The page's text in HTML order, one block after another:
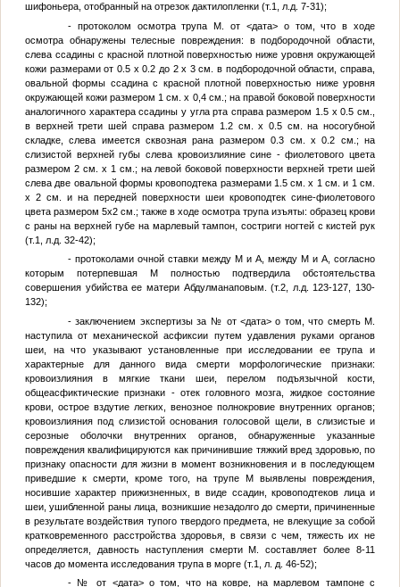
шифоньера, отобранный на отрезок дактилопленки (т.1, л.д. 7-31);
- протоколом осмотра трупаМ . от <дата>о том, что в ходе
осмотра обнаружены телесные повреждения: в подбородочной области,
слева ссадины с красной плотной поверхностью ниже уровня окружающей
кожи размерами от 0.5 х 0.2 до 2 х 3 см. в подбородочной области, справа,
овальной формы ссадина с красной плотной поверхностью ниже уровня
окружающей кожи размером 1 см. х 0,4 см.; на правой боковой поверхности
аналогичного характера ссадины у угла рта справа размером 1.5 х 0.5 см.,
в верхней трети шей справа размером 1.2 см. х 0.5 см. на носогубной
складке, слева имеется сквозная рана размером 0.3 см. х 0.2 см.; на
слизистой верхней губы слева кровоизлияние сине - фиолетового цвета
размером 2 см. х 1 см.; на левой боковой поверхности верхней трети шей
слева две овальной формы кровоподтека размерами 1.5 см. х 1 см. и 1 см.
х 2 см. и на передней поверхности шеи кровоподтек сине-фиолетового
цвета размером 5х2 см.; также в ходе осмотра трупа изъяты: образец крови
с раны на верхней губе на марлевый тампон, состриги ногтей с кистей рук
(т.1, л.д. 32-42);
- протоколами очной ставки между М иА , между М иА , согласно
которым потерпевшая М полностью подтвердила обстоятельства
совершения убийства ее матери Абдулманаповым. (т.2, л.д. 123-127, 130-
132);
- заключением экспертизы за № от <дата>о том, что смертьМ
наступила от механической асфиксии путем удавления руками органов
шеи, на что указывают установленные при исследовании ее трупа и
характерные для данного вида смерти морфологические признаки:
кровоизлияния в мягкие ткани шеи, перелом подъязычной кости,
общеасфиктические признаки - отек головного мозга, жидкое состояние
крови, острое вздутие легких, венозное полнокровие внутренних органов;
кровоизлияния под слизистой основания голосовой щели, в слизистые и
серозные оболочки внутренних органов, обнаруженные указанные
повреждения квалифицируются как причинившие тяжкий вред здоровью, по
признаку опасности для жизни в момент возникновения и в последующем
приведшие к смерти, кроме того, на трупеМ выявлены повреждения,
носившие характер прижизненных, в виде ссадин, кровоподтеков лица и
шеи, ушибленной раны лица, возникшие незадолго до смерти, причиненные
в результате воздействия тупого твердого предмета, не влекущие за собой
кратковременного расстройства здоровья, в связи с чем, тяжесть их не
определяется, давность наступления смертиМ . составляет более 8-11
часов до момента исследования трупа в морге (т.1, л. д. 46-52);
- № от <дата>о том, что на ковре, на марлевом тампоне с